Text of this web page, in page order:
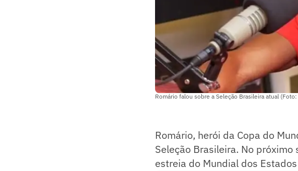
Romário falou sobre a Seleção Brasileira atual
Romário, herói da Copa do
Seleção Brasileira. No
estreia do Mundial dos